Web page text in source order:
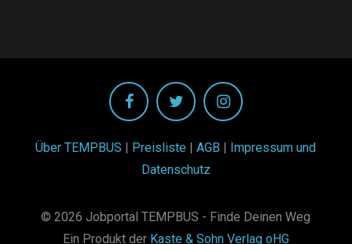
Über TEMPBUS | Preisliste |AGB | Impressum und
Datenschutz
© 2026 Jobportal TEMPBUS - Finde Deinen Weg
Ein Produkt der Kaste & Sohn Verlag oHG